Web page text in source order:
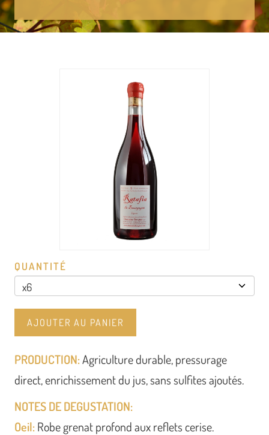
QUANTITÉ
AJOUTER AU PANIER
PRODUCTION:Agriculture durable, pressurage
direct, enrichissement du jus, sans sulfites ajoutés.
NOTES DE DEGUSTATION:
Oeil:Robe grenat profond aux reflets cerise.